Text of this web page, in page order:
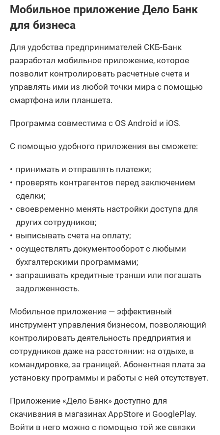
Мобильное приложение Дело Банк
для бизнеса
Для удобства предпринимателей СКБ-Банк
разработал мобильное приложение, которое
позволит контролировать расчетные счета и
управлять ими из любой точки мира с помощью
смартфона или планшета.
Программа совместима с OS Android и iOS.
С помощью удобного приложения вы сможете:
принимать и отправлять платежи;
проверять контрагентов перед заключением
сделки;
своевременно менять настройки доступа для
других сотрудников;
выписывать счета на оплату;
осуществлять документооборот с любыми
бухгалтерскими программами;
запрашивать кредитные транши или погашать
задолженность.
Мобильное приложение — эффективный
инструмент управления бизнесом, позволяющий
контролировать деятельность предприятия и
сотрудников даже на расстоянии: на отдыхе, в
командировке, за границей. Абонентная плата за
установку программы и работы с ней отсутствует.
Приложение «Дело Банк» доступно для
скачивания в магазинах AppStore и GooglePlay.
Войти в него можно с помощью той же связки